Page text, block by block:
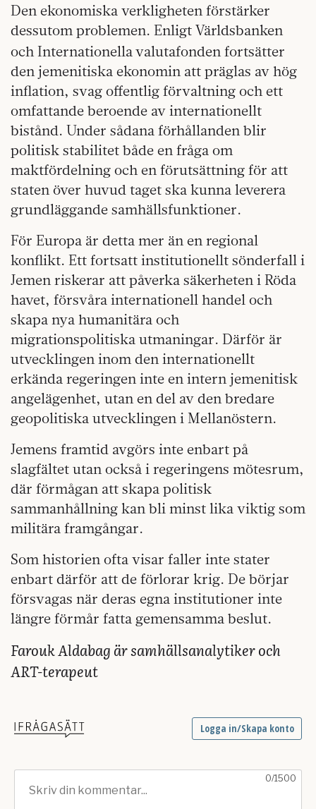
Den ekonomiska verkligheten förstärker
dessutom problemen. Enligt Världsbanken
och Internationella valutafonden fortsätter
den jemenitiska ekonomin att präglas av hög
inflation, svag offentlig förvaltning och ett
omfattande beroende av internationellt
bistånd. Under sådana förhållanden blir
politisk stabilitet både en fråga om
maktfördelning och en förutsättning för att
staten över huvud taget ska kunna leverera
grundläggande samhällsfunktioner.
För Europa är detta mer än en regional
konflikt. Ett fortsatt institutionellt sönderfall i
Jemen riskerar att påverka säkerheten i Röda
havet, försvåra internationell handel och
skapa nya humanitära och
migrationspolitiska utmaningar. Därför är
utvecklingen inom den internationellt
erkända regeringen inte en intern jemenitisk
angelägenhet, utan en del av den bredare
geopolitiska utvecklingen i Mellanöstern.
Jemens framtid avgörs inte enbart på
slagfältet utan också i regeringens mötesrum,
där förmågan att skapa politisk
sammanhållning kan bli minst lika viktig som
militära framgångar.
Som historien ofta visar faller inte stater
enbart därför att de förlorar krig. De börjar
försvagas när deras egna institutioner inte
längre förmår fatta gemensamma beslut.
Farouk Aldabag är samhällsanalytiker och
ART-terapeut